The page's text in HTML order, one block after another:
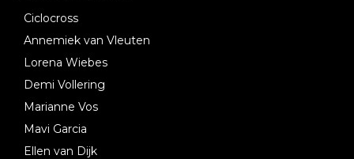
Ciclocross
Annemiek van Vleuten
Lorena Wiebes
Demi Vollering
Marianne Vos
Mavi Garcia
Ellen van Dijk